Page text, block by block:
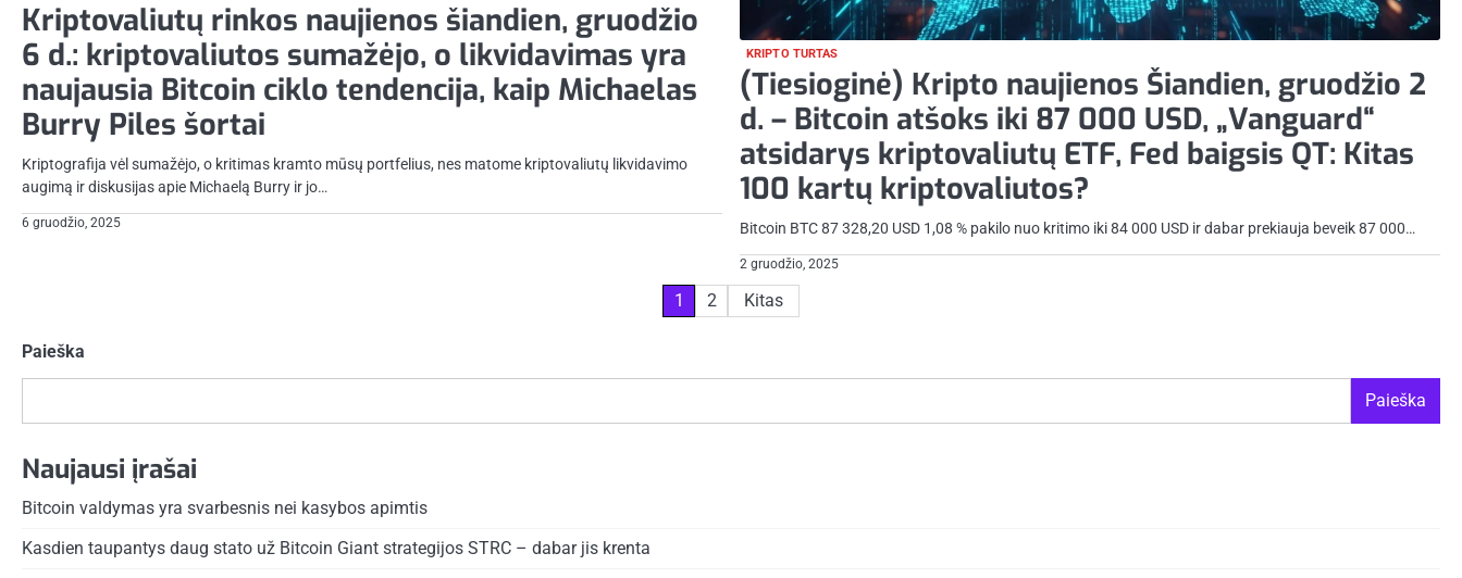
Kriptovaliutų rinkos naujienos šiandien, gruodžio
6 d.: kriptovaliutos sumažėjo, o likvidavimas yra
naujausia Bitcoin ciklo tendencija, kaip Michaelas
Burry Piles šortai
Kriptografija vėl sumažėjo, o kritimas kramto mūsų portfelius, nes matome kriptovaliutų likvidavimo
augimą ir diskusijas apie Michaelą Burry ir jo…
6 gruodžio, 2025
KRIPTO TURTAS
(Tiesioginė) Kripto naujienos Šiandien, gruodžio 2
d. – Bitcoin atšoks iki 87 000 USD, „Vanguard“
atsidarys kriptovaliutų ETF, Fed baigsis QT: Kitas
100 kartų kriptovaliutos?
Bitcoin BTC 87 328,20 USD 1,08 % pakilo nuo kritimo iki 84 000 USD ir dabar prekiauja beveik 87 000…
2 gruodžio, 2025
puslapiavimas
1 2 Kitas
Paieška
Paieška
Naujausi įrašai
Bitcoin valdymas yra svarbesnis nei kasybos apimtis
Kasdien taupantys daug stato už Bitcoin Giant strategijos STRC – dabar jis krenta